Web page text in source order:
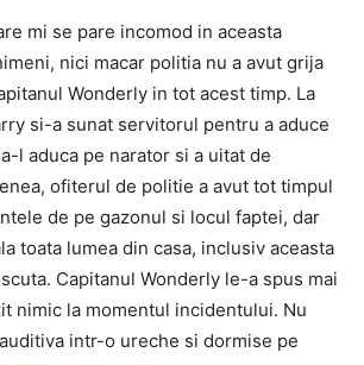
mi se pare incomod in aceasta
nici macar politia nu a avut grija
Wonderly in tot acest timp. La
si-a sunat servitorul pentru a aduce
l aduca pe narator si a uitat de
ofiterul de politie a avut tot timpul
de pe gazonul si locul faptei, dar
toata lumea din casa, inclusiv aceasta
Capitanul Wonderly le-a spus mai
nimic la momentul incidentului. Nu
intr-o ureche si dormise pe